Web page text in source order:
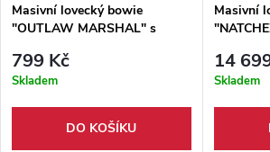
Masivní lovecký bowie
"OUTLAW MARSHAL" s
799 Kč
Skladem
DO KOŠÍKU
Masivní
14
Skladem